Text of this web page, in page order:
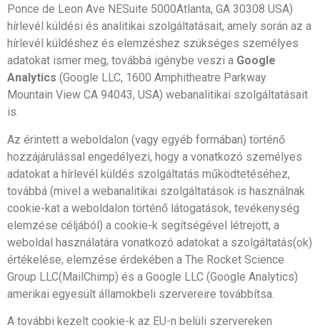
Ponce de Leon Ave NESuite 5000Atlanta, GA 30308 USA)
hírlevél küldési és analitikai szolgáltatásait, amely során az a
hírlevél küldéshez és elemzéshez szükséges személyes
adatokat ismer meg, továbbá igénybe veszi a Google
Analytics (Google LLC, 1600 Amphitheatre Parkway
Mountain View CA 94043, USA) webanalitikai szolgáltatásait
is.
Az érintett a weboldalon (vagy egyéb formában) történő
hozzájárulással engedélyezi, hogy a vonatkozó személyes
adatokat a hírlevél küldés szolgáltatás működtetéséhez,
továbbá (mivel a webanalitikai szolgáltatások is használnak
cookie-kat a weboldalon történő látogatások, tevékenység
elemzése céljából) a cookie-k segítségével létrejött, a
weboldal használatára vonatkozó adatokat a szolgáltatás(ok)
értékelése, elemzése érdekében a The Rocket Science
Group LLC(MailChimp) és a Google LLC (Google Analytics)
amerikai egyesült államokbeli szervereire továbbítsa.
A további kezelt cookie-k az EU-n belüli szervereken